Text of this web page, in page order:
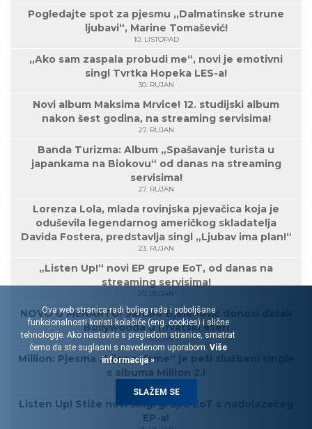
Pogledajte spot za pjesmu „Dalmatinske strune
ljubavi“, Marine Tomašević!
10. LISTOPAD
„Ako sam zaspala probudi me“, novi je emotivni
singl Tvrtka Hopeka LES-a!
30. RUJAN
Novi album Maksima Mrvice! 12. studijski album
nakon šest godina, na streaming servisima!
27. RUJAN
Banda Turizma: Album „Spašavanje turista u
japankama na Biokovu“ od danas na streaming
servisima!
27. RUJAN
Lorenza Lola, mlada rovinjska pjevačica koja je
oduševila legendarnog američkog skladatelja
Davida Fostera, predstavlja singl „Ljubav ima plan!“
23. RUJAN
„Listen Up!“ novi EP grupe EoT, od danas na
streaming servisima!
20. RUJAN
NOVO U MENARTU! Sandro Bjelanović donosi dašak
Bollywooda u hrvatski eter!
17. RUJAN
Million: Pjesma „Lijepe dame“ je peti službeni single
s albuma Million 2.!
Listen Up! Stiže novi singl grupe EoT s nadolazećeg
EP-a!
Ova web stranica radi boljeg rada i poboljšane
funkcionalnosti koristi kolačiće (eng. cookies) i slične
tehnologije. Ako nastavite s pregledom stranice, smatrat
ćemo da ste suglasni s navedenom uporabom. Više
informacija »
SLAŽEM SE